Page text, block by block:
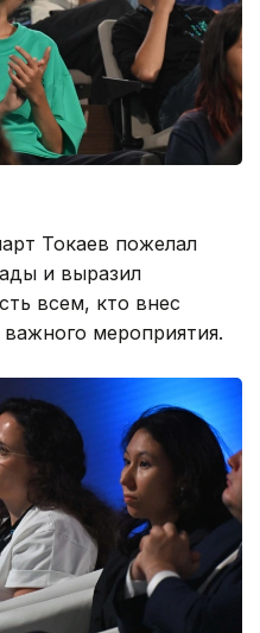
Токаев пожелал
и выразил
всем, кто внес
мероприятия.